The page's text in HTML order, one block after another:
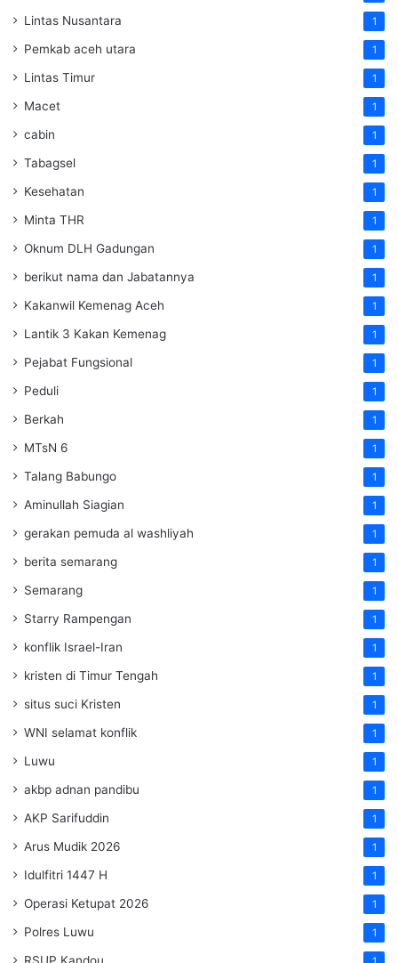
Lintas Nusantara 1
Pemkab aceh utara 1
Lintas Timur 1
Macet 1
cabin 1
Tabagsel 1
Kesehatan 1
Minta THR 1
Oknum DLH Gadungan 1
berikut nama dan Jabatannya 1
Kakanwil Kemenag Aceh 1
Lantik 3 Kakan Kemenag 1
Pejabat Fungsional 1
Peduli 1
Berkah 1
MTsN 6 1
Talang Babungo 1
Aminullah Siagian 1
gerakan pemuda al washliyah 1
berita semarang 1
Semarang 1
Starry Rampengan 1
konflik Israel-Iran 1
kristen di Timur Tengah 1
situs suci Kristen 1
WNI selamat konflik 1
Luwu 1
akbp adnan pandibu 1
AKP Sarifuddin 1
Arus Mudik 2026 1
Idulfitri 1447 H 1
Operasi Ketupat 2026 1
Polres Luwu 1
RSUP Kandou